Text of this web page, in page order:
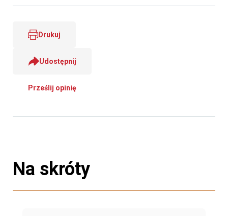
Drukuj
Udostępnij
Prześlij opinię
Na skróty